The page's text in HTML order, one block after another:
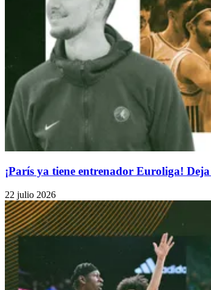
¡París ya tiene entrenador Euroliga!
22 julio 2026